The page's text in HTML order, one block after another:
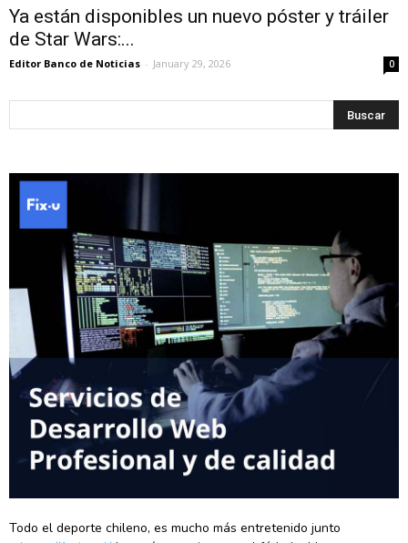
Ya están disponibles un nuevo póster y tráiler
de Star Wars:...
Editor Banco de Noticias - January 29, 2026 0
Todo el deporte chileno, es mucho más entretenido junto